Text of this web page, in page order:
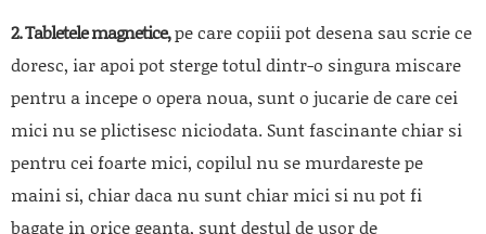
2. Tabletele magnetice,pe care copiii pot desena sau scrie ce
doresc, iar apoi pot sterge totul dintr-o singura miscare
pentru a incepe o opera noua, sunt o jucarie de care cei
mici nu se plictisesc niciodata. Sunt fascinante chiar si
pentru cei foarte mici, copilul nu se murdareste pe
maini si, chiar daca nu sunt chiar mici si nu pot fi
bagate in orice geanta, sunt destul de usor de